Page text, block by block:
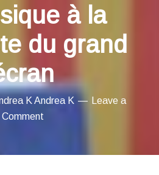
à la
du grand
K Andrea K
Leave a
Comment